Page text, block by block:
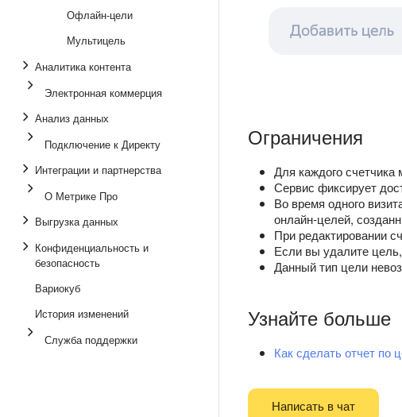
Офлайн-цели
Мультицель
Аналитика контента
Электронная коммерция
Анализ данных
Подключение к Директу
Интеграции и партнерства
О Метрике Про
Выгрузка данных
Конфиденциальность и
безопасность
Вариокуб
История изменений
Служба поддержки
Ограничения
Для каждого
Сервис фиксирует
Во время одного
онлайн-целей,
При редактировании
Если вы удалите
Данный тип цели
Узнайте больше
Как сделать отчет по
Написать в чат